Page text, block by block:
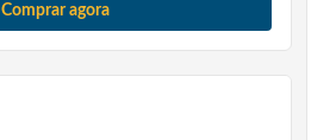
Comprar agora